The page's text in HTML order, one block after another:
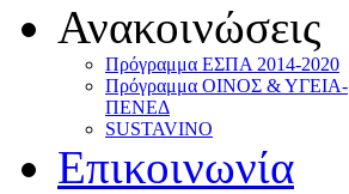
Ανακοινώσεις
Πρόγραμμα ΕΣΠΑ 2014-2020
Πρόγραμμα ΟΙΝΟΣ & ΥΓΕΙΑ-
ΠΕΝΕΔ
SUSTAVINO
Επικοινωνία